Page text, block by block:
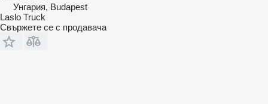
Унгария, Budapest
Laslo Truck
Свържете се с продавача